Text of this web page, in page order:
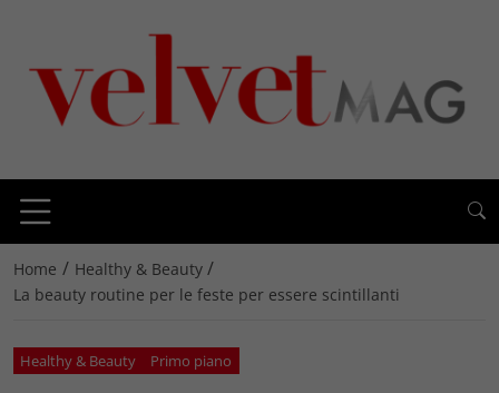
Home / Healthy & Beauty /
La beauty routine per le feste per essere scintillanti
Healthy & Beauty Primo piano